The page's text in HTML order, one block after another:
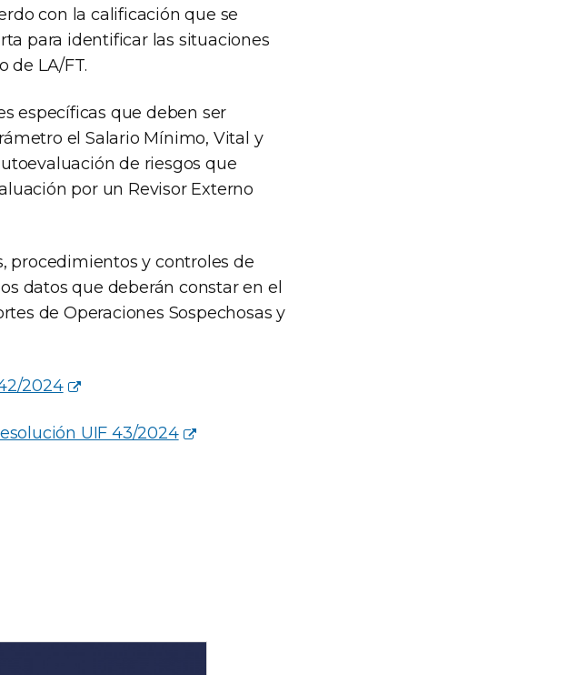
con la calificación que se
para identificar las situaciones
de LA/FT.
específicas que deben ser
el Salario Mínimo, Vital y
de riesgos que
por un Revisor Externo
procedimientos y controles de
datos que deberán constar en el
de Operaciones Sospechosas y
2024
UIF 43/2024